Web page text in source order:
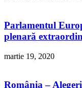
Parlamentul
plenară
martie 19, 2020
România –